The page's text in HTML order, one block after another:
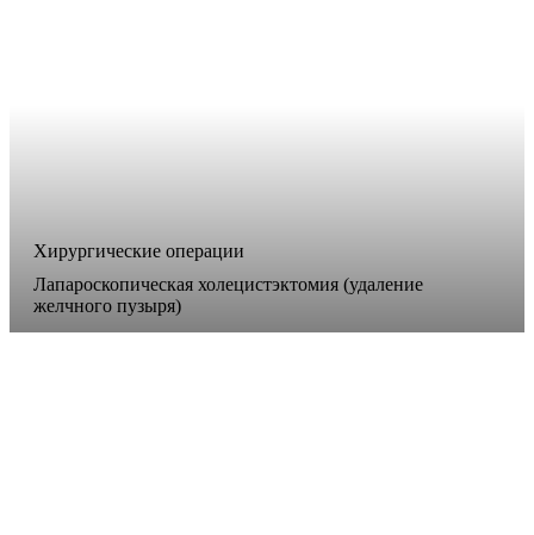
Хирургические операции
Лапароскопическая холецистэктомия (удаление
желчного пузыря)